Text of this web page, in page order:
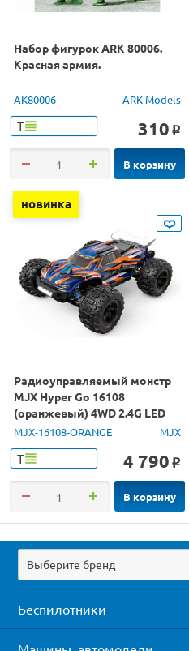
Набор фигурок ARK 80006.
Красная армия.
AK80006 ARK Models
Т 310 o
В корзину
новинка
Радиоуправляемый монстр
MJX Hyper Go 16108
(оранжевый) 4WD 2.4G LED
1/16 RTR
MJX-16108-ORANGE MJX
Т 4 790 o
В корзину
Выберите бренд
Беспилотники